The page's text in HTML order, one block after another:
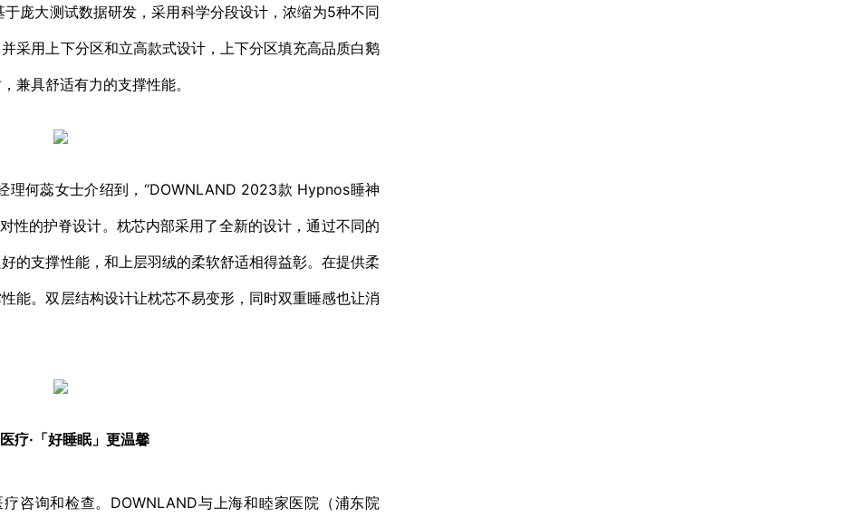
大测试数据研发，采用科学分段设计，浓缩为5种不同
采用上下分区和立高款式设计，上下分区填充高品质白鹅
兼具舒适有力的支撑性能。
何蕊女士介绍到，“DOWNLAND 2023款 Hypnos睡神
性的护脊设计。枕芯内部采用了全新的设计，通过不同的
的支撑性能，和上层羽绒的柔软舒适相得益彰。在提供柔
能。双层结构设计让枕芯不易变形，同时双重睡感也让消
疗·「好睡眠」更温馨
询和检查。DOWNLAND与上海和睦家医院（浦东院